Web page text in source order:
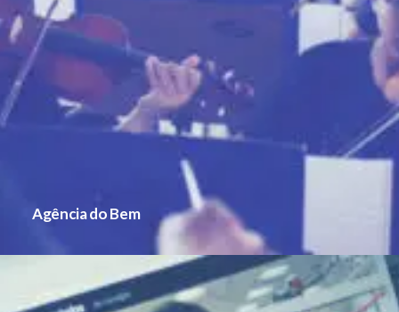
Agência do Bem